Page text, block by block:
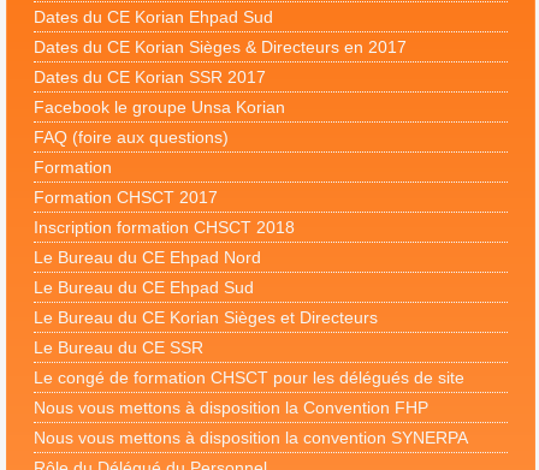
Dates du CE Korian Ehpad Sud
Dates du CE Korian Sièges & Directeurs en 2017
Dates du CE Korian SSR 2017
Facebook le groupe Unsa Korian
FAQ (foire aux questions)
Formation
Formation CHSCT 2017
Inscription formation CHSCT 2018
Le Bureau du CE Ehpad Nord
Le Bureau du CE Ehpad Sud
Le Bureau du CE Korian Sièges et Directeurs
Le Bureau du CE SSR
Le congé de formation CHSCT pour les délégués de site
Nous vous mettons à disposition la Convention FHP
Nous vous mettons à disposition la convention SYNERPA